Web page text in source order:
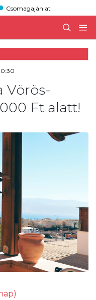
Csomagajánlat
Vörös-
Ft alatt!